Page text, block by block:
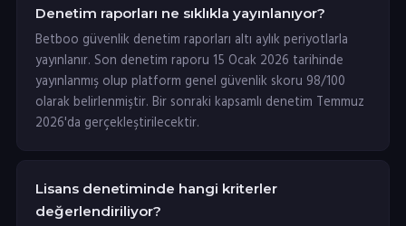
Denetim raporları ne sıklıkla yayınlanıyor?
Betboo güvenlik denetim raporları altı aylık periyotlarla
yayınlanır. Son denetim raporu 15 Ocak 2026 tarihinde
yayınlanmış olup platform genel güvenlik skoru 98/100
olarak belirlenmiştir. Bir sonraki kapsamlı denetim Temmuz
2026'da gerçekleştirilecektir.
Lisans denetiminde hangi kriterler
değerlendiriliyor?